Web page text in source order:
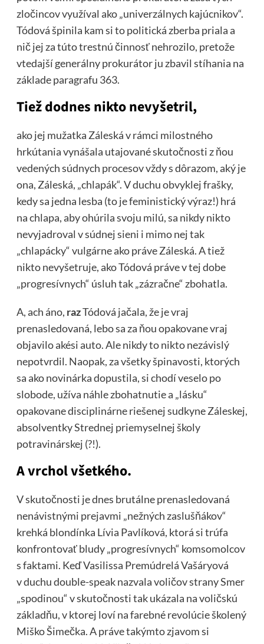
zločincov využíval ako „univerzálnych kajúcnikov“.
Tódová špinila kam si to politická zberba priala a
nič jej za túto trestnú činnosť nehrozilo, pretože
vtedajší generálny prokurátor ju zbavil stíhania na
základe paragrafu 363.
Tiež dodnes nikto nevyšetril,
ako jej mužatka Záleská v rámci milostného
hrkútania vynášala utajované skutočnosti z ňou
vedených súdnych procesov vždy s dôrazom, aký je
ona, Záleská, „chlapák“. V duchu obvyklej frašky,
kedy sa jedna lesba (to je feministický výraz!) hrá
na chlapa, aby ohúrila svoju milú, sa nikdy nikto
nevyjadroval v súdnej sieni i mimo nej tak
„chlapácky“ vulgárne ako práve Záleská. A tiež
nikto nevyšetruje, ako Tódová práve v tej dobe
„progresívnych“ úsluh tak „zázračne“ zbohatla.
A, ach áno, razTódová jačala, že je vraj
prenasledovaná, lebo sa za ňou opakovane vraj
objavilo akési auto. Ale nikdy to nikto nezávislý
nepotvrdil. Naopak, za všetky špinavosti, ktorých
sa ako novinárka dopustila, si chodí veselo po
slobode, užíva náhle zbohatnutie a „lásku“
opakovane disciplinárne riešenej sudkyne Záleskej,
absolventky Strednej priemyselnej školy
potravinárskej (?!).
A vrchol všetkého.
V skutočnosti je dnes brutálne prenasledovaná
nenávistnými prejavmi „nežných zaslušňákov“
krehká blondínka Lívia Pavlíková, ktorá si trúfa
konfrontovať bludy „progresívnych“ komsomolcov
s faktami. Keď Vasilissa Premúdrelá Vašáryová
v duchu double-speak nazvala voličov strany Smer
„spodinou“ v skutočnosti tak ukázala na voličskú
základňu, v ktorej loví na farebné revolúcie školený
Miško Šimečka. A práve takýmto zjavom si